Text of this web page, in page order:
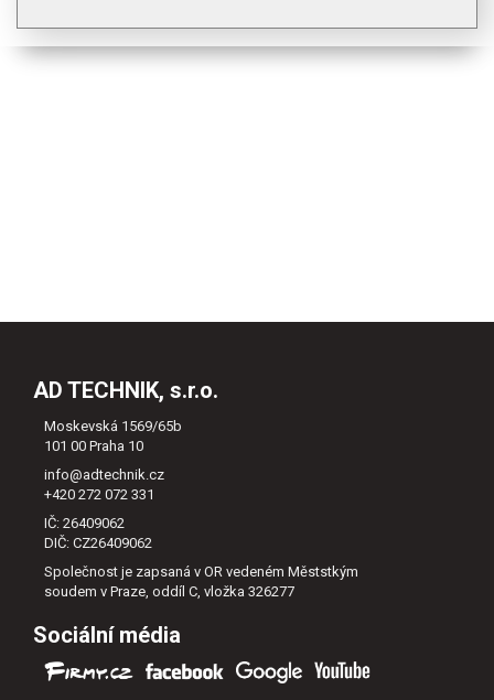
AD TECHNIK, s.r.o.
Moskevská 1569/65b
101 00 Praha 10
info@adtechnik.cz
+420 272 072 331
IČ: 26409062
DIČ: CZ26409062
Společnost je zapsaná v OR vedeném Měststkým
soudem v Praze, oddíl C, vložka 326277
Sociální média